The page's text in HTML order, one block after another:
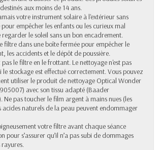
aux moins de 14 ans.
votre instrument solaire à l'extérieur sans
empêcher les enfants ou les curieux mal
le soleil sans un bon encadrement.
filtre dans une boîte fermée pour empêcher le
les accidents et le dépôt de poussière.
le filtre en le frottant. Le nettoyage n'est pas
le stockage est effectué correctement. Vous pouvez
utiliser le produit de nettoyage Optical Wonder
avec son tissu adapté (Baader
. Ne pas toucher le film argent à mains nues (les
acides naturels de la peau peuvent endommager
votre filtre avant chaque séance
pour s’assurer qu’il n’a pas subi de dommages
rayures.